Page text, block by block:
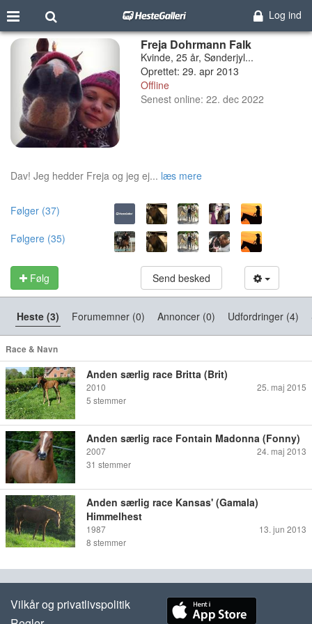
Log ind
Freja Dohrmann Falk
Kvinde, 25 år, Sønderjyl...
Oprettet: 29. apr 2013
Offline
Senest online: 22. dec 2022
Dav! Jeg hedder Freja og jeg ej... læs mere
Følger (37)
Følgere (35)
Følg Send besked
Heste (3) Forumemner (0) Annoncer (0) Udfordringer (4)
Race & Navn
Anden særlig race Britta (Brit)
2010
25. maj 2015
5 stemmer
Anden særlig race Fontain Madonna (Fonny)
2007
24. maj 2013
31 stemmer
Anden særlig race Kansas' (Gamala)
Himmelhest
1987
13. jun 2013
8 stemmer
Vilkår og privatlivspolitik